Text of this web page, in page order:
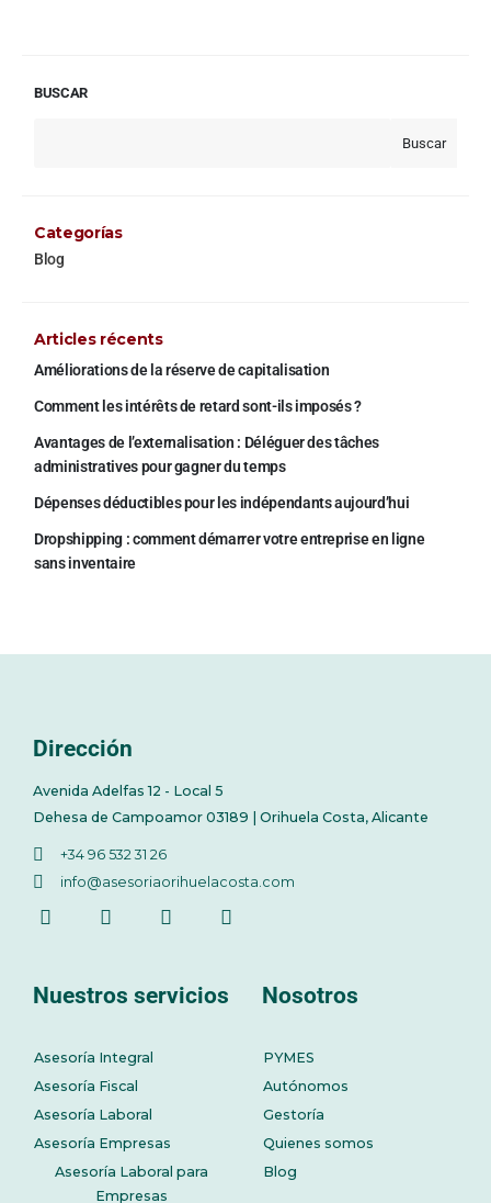
BUSCAR
Buscar
Categorías
Blog
Articles récents
Améliorations de la réserve de capitalisation
Comment les intérêts de retard sont-ils imposés ?
Avantages de l’externalisation : Déléguer des tâches
administratives pour gagner du temps
Dépenses déductibles pour les indépendants aujourd’hui
Dropshipping : comment démarrer votre entreprise en ligne
sans inventaire
Dirección
Avenida Adelfas 12 - Local 5
Dehesa de Campoamor 03189 | Orihuela Costa, Alicante
+34 96 532 31 26
info@asesoriaorihuelacosta.com
Nuestros servicios
Asesoría Integral
Asesoría Fiscal
Asesoría Laboral
Asesoría Empresas
Asesoría Laboral para
Empresas
Nosotros
PYMES
Autónomos
Gestoría
Quienes somos
Blog